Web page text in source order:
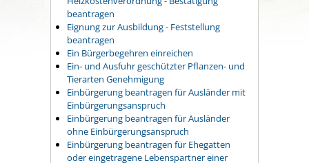
beantragen
Eignung zur Ausbildung - Feststellung
beantragen
Ein Bürgerbegehren einreichen
Ein- und Ausfuhr geschützter Pflanzen- und
Tierarten Genehmigung
Einbürgerung beantragen für Ausländer mit
Einbürgerungsanspruch
Einbürgerung beantragen für Ausländer
ohne Einbürgerungsanspruch
Einbürgerung beantragen für Ehegatten
oder eingetragene Lebenspartner einer